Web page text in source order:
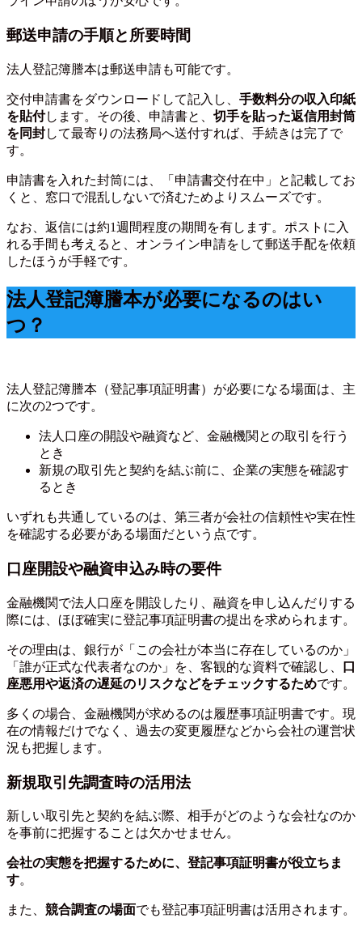
郵送申請の手順と所要時間
法人登記簿謄本は郵送申請も可能です。
交付申請書をダウンロードして記入し、 手数料分の収入印紙
を貼付します。その後、申請書と、 切手を貼った返信用封筒
を同封して最寄りの法務局へ送付すれば、手続きは完了で
す。
申請書を入れた封筒には、「申請書交付在中」と記載してお
くと、窓口で混乱しないで済むためよりスムーズです。
なお、返信には約1週間程度の期間を有します。ポストに入
れる手間も考えると、オンライン申請をして郵送手配を依頼
したほうが手軽です。
法人登記簿謄本が必要になるのはい
つ？
法人登記簿謄本（登記事項証明書）が必要になる場面は、主
に次の2つです。
法人口座の開設や融資など、金融機関との取引を行う
とき
新規の取引先と契約を結ぶ前に、企業の実態を確認す
るとき
いずれも共通しているのは、第三者が会社の信頼性や実在性
を確認する必要がある場面だという点です。
口座開設や融資申込み時の要件
金融機関で法人口座を開設したり、融資を申し込んだりする
際には、ほぼ確実に登記事項証明書の提出を求められます。
その理由は、銀行が「この会社が本当に存在しているのか」
「誰が正式な代表者なのか」を、客観的な資料で確認し、
口
座悪用や返済の遅延のリスクなどをチェックするためです。
多くの場合、金融機関が求めるのは履歴事項証明書です。現
在の情報だけでなく、過去の変更履歴などから会社の運営状
況も把握します。
新規取引先調査時の活用法
新しい取引先と契約を結ぶ際、相手がどのような会社なのか
を事前に把握することは欠かせません。
会社の実態を把握するために、登記事項証明書が役立ちま
す。
また、 競合調査の場面でも登記事項証明書は活用されます。